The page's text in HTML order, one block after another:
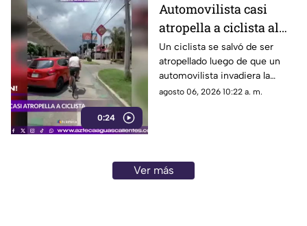
0:24
Automovilista casi
atropella a ciclista al
invadir el carril de la
ciclovía en Guadalajara
Un ciclista se salvó de ser
atropellado luego de que un
automovilista invadiera la
ciclovía al girar a la derecha sin
agosto 06, 2026 10:22 a. m.
Ver más